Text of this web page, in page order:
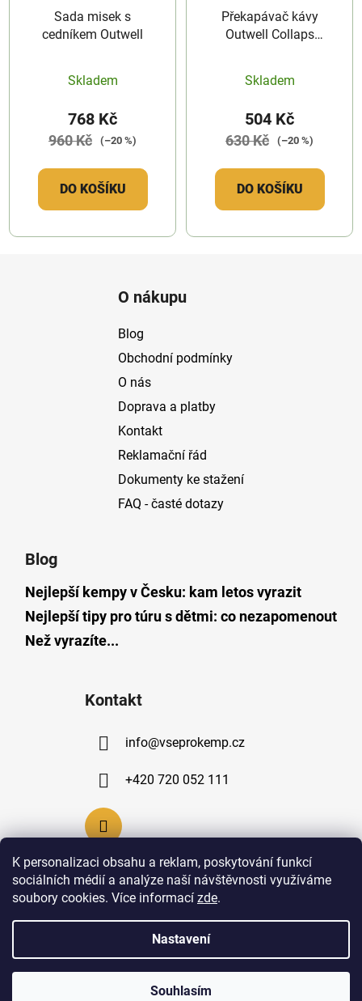
K personalizaci obsahu a reklam, poskytování funkcí
sociálních médií a analýze naší návštěvnosti využíváme
soubory cookies. Více informací zde.
Nastavení
Souhlasím
Sada misek s
cedníkem Outwell
Skladem
768 Kč
960 Kč (–20 %)
DO KOŠÍKU
Překapávač kávy
Outwell Collaps
Skladem
504 Kč
630 Kč (–20 %)
DO KOŠÍKU
O nákupu
Blog
Obchodní podmínky
O nás
Doprava a platby
Kontakt
Reklamační řád
Dokumenty ke stažení
FAQ - časté dotazy
Blog
Nejlepší kempy v Česku: kam letos vyrazit
Nejlepší tipy pro túru s dětmi: co nezapomenout
Než vyrazíte...
Kontakt
info@vseprokemp.cz
+420 720 052 111
Všeprokemp.cz